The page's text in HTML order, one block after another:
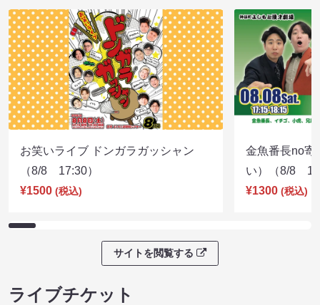
お笑いライブ ドンガラガッシャン
（8/8 17:30）
¥1500 (税込)
金魚番長no寄
い）（8/8
¥1300 (税込)
サイトを閲覧する
ライブチケット